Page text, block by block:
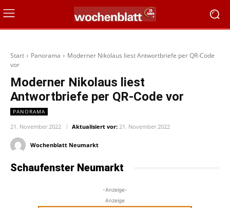
Start Panorama
Moderner Nikolaus liest Antwortbriefe per QR-Code
vor
Moderner Nikolaus liest
Antwortbriefe per QR-Code vor
PANORAMA
21. November 2022 Aktualisiert vor: 21. November 2022
Wochenblatt Neumarkt
Schaufenster Neumarkt
-Anzeige-
Anzeige